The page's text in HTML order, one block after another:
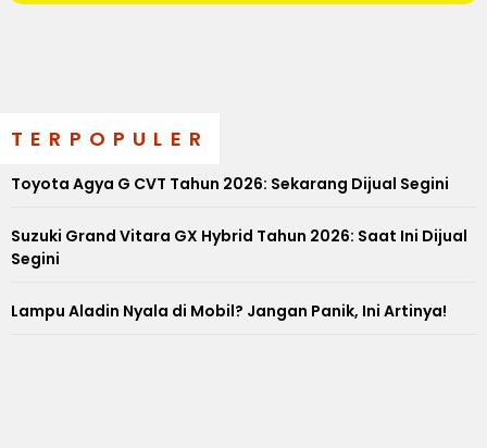
TERPOPULER
Toyota Agya G CVT Tahun 2026: Sekarang Dijual Segini
Suzuki Grand Vitara GX Hybrid Tahun 2026: Saat Ini Dijual
Segini
Lampu Aladin Nyala di Mobil? Jangan Panik, Ini Artinya!